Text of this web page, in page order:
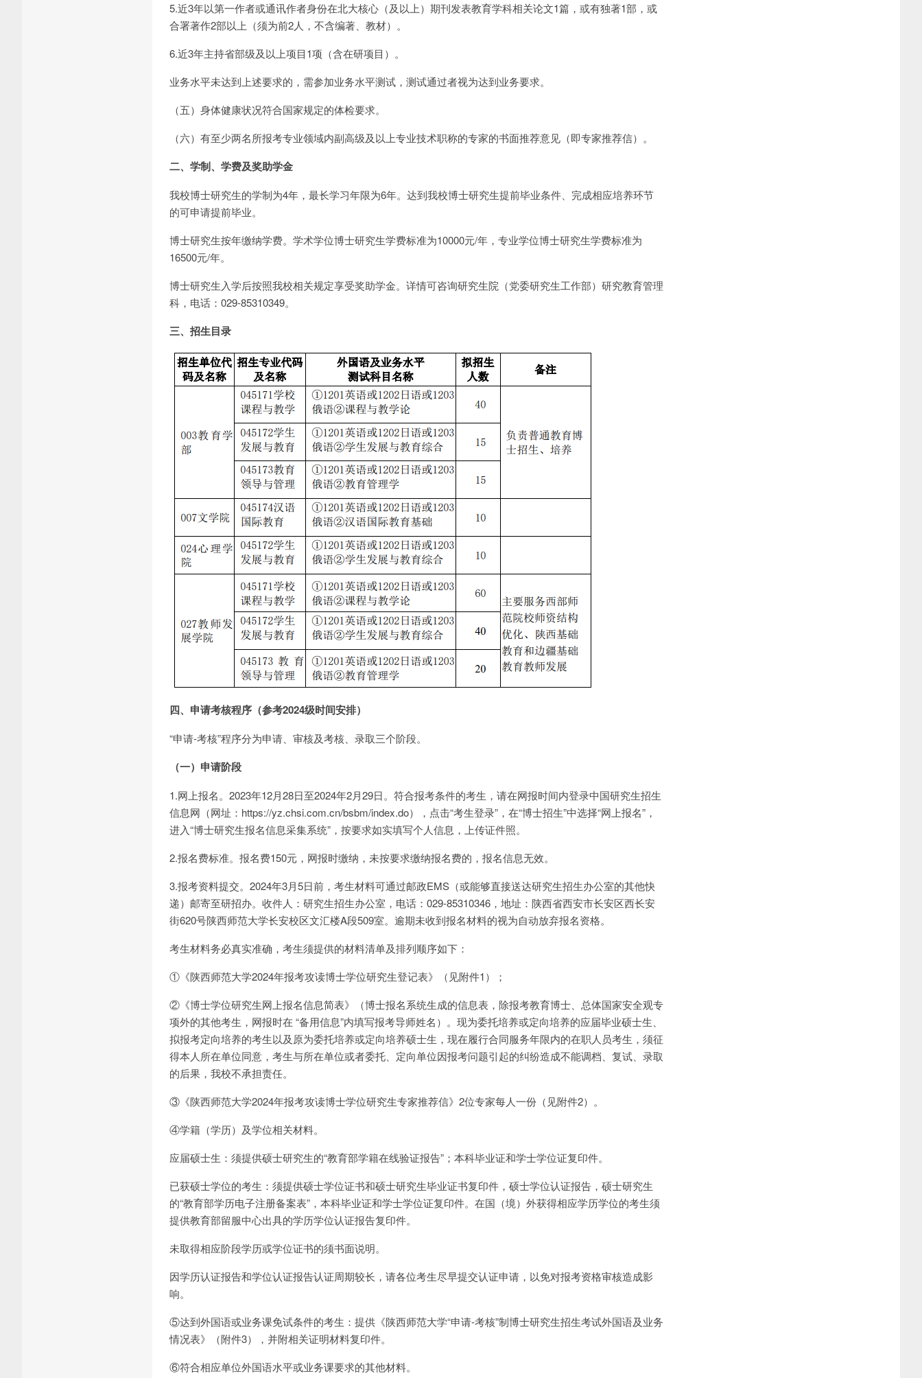
5.近3年以第一作者或通讯作者身份在北大核心（及以上）期刊发表教育学科相关论文1篇，或有独著1部，或
合署著作2部以上（须为前2人，不含编著、教材）。
6.近3年主持省部级及以上项目1项（含在研项目）。
业务水平未达到上述要求的，需参加业务水平测试，测试通过者视为达到业务要求。
（五）身体健康状况符合国家规定的体检要求。
（六）有至少两名所报考专业领域内副高级及以上专业技术职称的专家的书面推荐意见（即专家推荐信）。
二、学制、学费及奖助学金
我校博士研究生的学制为4年，最长学习年限为6年。达到我校博士研究生提前毕业条件、完成相应培养环节
的可申请提前毕业。
博士研究生按年缴纳学费。学术学位博士研究生学费标准为10000元/年，专业学位博士研究生学费标准为
16500元/年。
博士研究生入学后按照我校相关规定享受奖助学金。详情可咨询研究生院（党委研究生工作部）研究教育管理
科，电话：029-85310349。
三、招生目录
四、申请考核程序（参考2024级时间安排）
“申请-考核”程序分为申请、审核及考核、录取三个阶段。
（一）申请阶段
1.网上报名。2023年12月28日至2024年2月29日。符合报考条件的考生，请在网报时间内登录中国研究生招生
信息网（网址：https://yz.chsi.com.cn/bsbm/index.do），点击“考生登录”，在“博士招生”中选择“网上报名”，
进入“博士研究生报名信息采集系统”，按要求如实填写个人信息，上传证件照。
2.报名费标准。报名费150元，网报时缴纳，未按要求缴纳报名费的，报名信息无效。
3.报考资料提交。2024年3月5日前，考生材料可通过邮政EMS（或能够直接送达研究生招生办公室的其他快
递）邮寄至研招办。收件人：研究生招生办公室，电话：029-85310346，地址：陕西省西安市长安区西长安
街620号陕西师范大学长安校区文汇楼A段509室。逾期未收到报名材料的视为自动放弃报名资格。
考生材料务必真实准确，考生须提供的材料清单及排列顺序如下：
①《陕西师范大学2024年报考攻读博士学位研究生登记表》（见附件1）；
②《博士学位研究生网上报名信息简表》（博士报名系统生成的信息表，除报考教育博士、总体国家安全观专
项外的其他考生，网报时在 “备用信息”内填写报考导师姓名）。现为委托培养或定向培养的应届毕业硕士生、
拟报考定向培养的考生以及原为委托培养或定向培养硕士生，现在履行合同服务年限内的在职人员考生，须征
得本人所在单位同意，考生与所在单位或者委托、定向单位因报考问题引起的纠纷造成不能调档、复试、录取
的后果，我校不承担责任。
③《陕西师范大学2024年报考攻读博士学位研究生专家推荐信》2位专家每人一份（见附件2）。
④学籍（学历）及学位相关材料。
应届硕士生：须提供硕士研究生的“教育部学籍在线验证报告”；本科毕业证和学士学位证复印件。
已获硕士学位的考生：须提供硕士学位证书和硕士研究生毕业证书复印件，硕士学位认证报告，硕士研究生
的“教育部学历电子注册备案表”，本科毕业证和学士学位证复印件。在国（境）外获得相应学历学位的考生须
提供教育部留服中心出具的学历学位认证报告复印件。
未取得相应阶段学历或学位证书的须书面说明。
因学历认证报告和学位认证报告认证周期较长，请各位考生尽早提交认证申请，以免对报考资格审核造成影
响。
⑤达到外国语或业务课免试条件的考生：提供《陕西师范大学“申请-考核”制博士研究生招生考试外国语及业务
情况表》（附件3），并附相关证明材料复印件。
⑥符合相应单位外国语水平或业务课要求的其他材料。